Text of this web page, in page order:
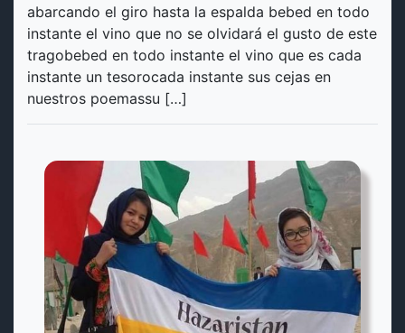
abarcando el giro hasta la espalda bebed en todo
instante el vino que no se olvidará el gusto de este
tragobebed en todo instante el vino que es cada
instante un tesorocada instante sus cejas en
nuestros poemassu […]